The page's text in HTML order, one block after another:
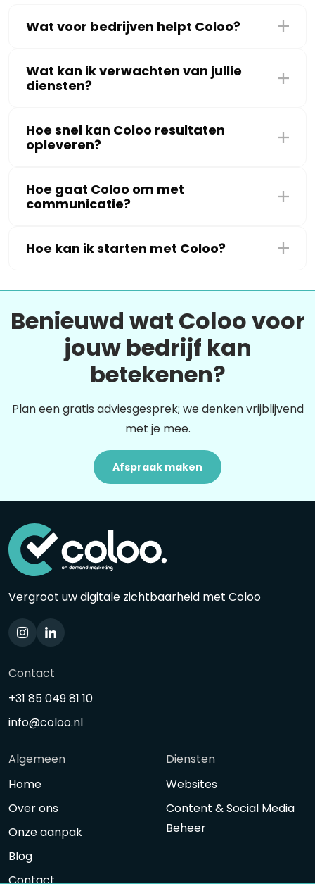
Wat voor bedrijven helpt Coloo?
Wat kan ik verwachten van jullie
diensten?
Hoe snel kan Coloo resultaten
opleveren?
Hoe gaat Coloo om met
communicatie?
Hoe kan ik starten met Coloo?
Benieuwd wat Coloo voor
jouw bedrijf kan
betekenen?
Plan een gratis adviesgesprek; we denken vrijblijvend
met je mee.
Afspraak maken
Vergroot uw digitale zichtbaarheid met Coloo
Contact
+31 85 049 81 10
info@coloo.nl
Algemeen
Home
Over ons
Onze aanpak
Blog
Contact
Diensten
Websites
Content & Social Media
Beheer